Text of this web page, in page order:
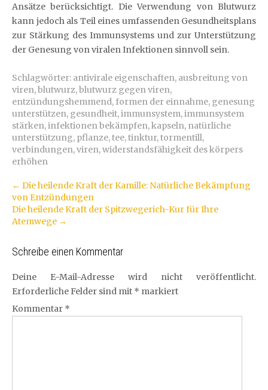
Ansätze berücksichtigt. Die Verwendung von Blutwurz
kann jedoch als Teil eines umfassenden Gesundheitsplans
zur Stärkung des Immunsystems und zur Unterstützung
der Genesung von viralen Infektionen sinnvoll sein.
Schlagwörter: antivirale eigenschaften, ausbreitung von
viren,blutwurz,blutwurz gegen viren,
entzündungshemmend, formen der einnahme, genesung
unterstützen, gesundheit,immunsystem,immunsystem
stärken,infektionen bekämpfen,kapseln, natürliche
unterstützung, pflanze,tee,tinktur,tormentill,
verbindungen,viren,widerstandsfähigkeit des körpers
erhöhen
Artikel-
Navigation
← Die heilende Kraft der Kamille: Natürliche Bekämpfung
von Entzündungen
Die heilende Kraft der Spitzwegerich-Kur für Ihre
Atemwege →
Schreibe einen Kommentar
Deine E-Mail-Adresse wird nicht veröffentlicht.
Erforderliche Felder sind mit * markiert
Kommentar *